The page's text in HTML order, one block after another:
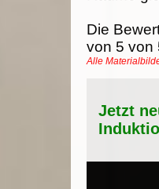
Die
von 5 von
Alle
Jetzt